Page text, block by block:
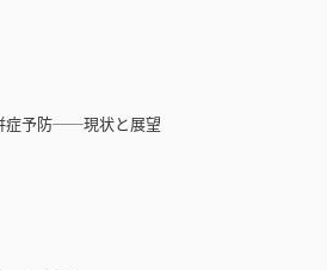
症予防──現状と展望